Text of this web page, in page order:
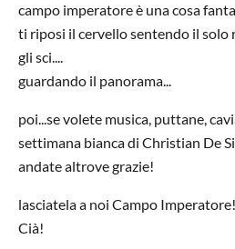
campo imperatore è una cosa
ti riposi il cervello sentendo il solo
gli sci....
guardando il panorama...
poi...se volete musica, puttane,
settimana bianca di Christian De
andate altrove grazie!
lasciatela a noi Campo
Cià!